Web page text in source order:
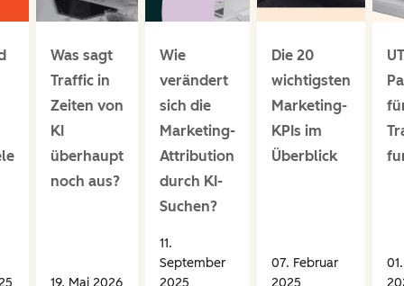
Was sagt
Traffic in
Zeiten von
KI
überhaupt
noch aus?
Wie
verändert
sich die
Marketing-
Attribution
durch KI-
Suchen?
11.
September
Die 20
wichtigsten
Marketing-
KPIs im
Überblick
07. Februar